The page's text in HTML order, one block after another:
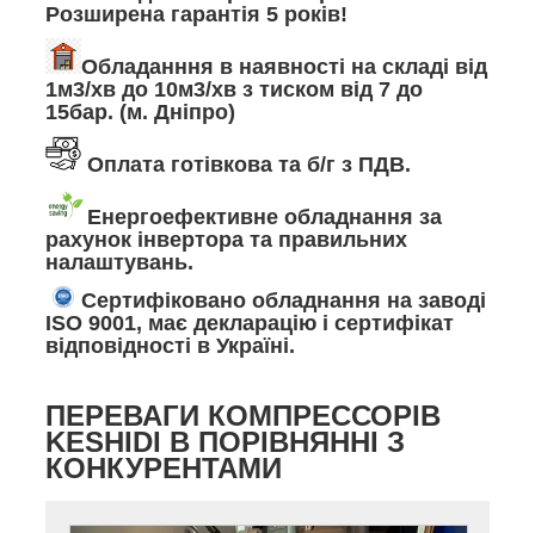
Розширена гарантія 5 років!
Обладанння в наявності на складі від
1м3/хв до 10м3/хв з тиском від 7 до
15бар. (м. Дніпро)
Оплата готівкова та б/г з ПДВ.
Енергоефективне обладнання за
рахунок інвертора та правильних
налаштувань.
Сертифіковано обладнання на заводі
ISO 9001, має декларацію і сертифікат
відповідності в Україні.
ПЕРЕВАГИ КОМПРЕССОРІВ
KESHIDI В ПОРІВНЯННІ З
КОНКУРЕНТАМИ